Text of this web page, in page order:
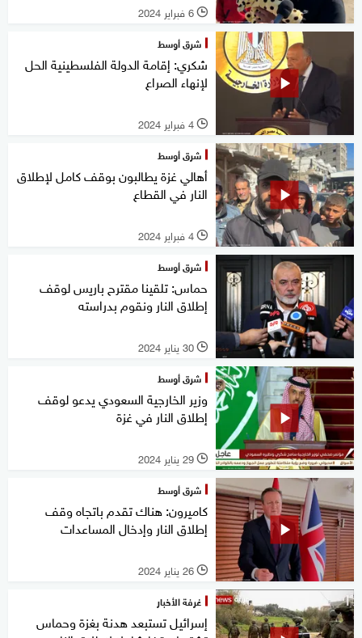
l 6 فبراير 2024
شرق أوسط
شكري: إقامة الدولة الفلسطينية الحل
لإنهاء الصراع
l 4 فبراير 2024
شرق أوسط
أهالي غزة يطالبون بوقف كامل لإطلاق
النار في القطاع
l 4 فبراير 2024
شرق أوسط
حماس: تلقينا مقترح باريس لوقف
إطلاق النار ونقوم بدراسته
l 30 يناير 2024
شرق أوسط
وزير الخارجية السعودي يدعو لوقف
إطلاق النار في غزة
l 29 يناير 2024
شرق أوسط
كاميرون: هناك تقدم باتجاه وقف
إطلاق النار وإدخال المساعدات
l 26 يناير 2024
غرفة الأخبار
إسرائيل تستبعد هدنة بغزة وحماس